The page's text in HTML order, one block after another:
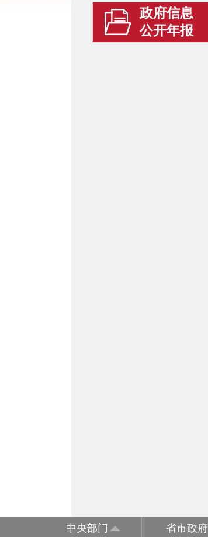
政府信息
公开年报
中央部门 省市政府